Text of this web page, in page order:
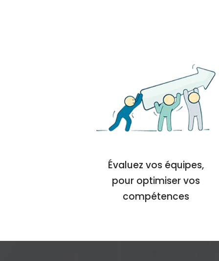
Évaluez vos équipes,
pour optimiser vos
compétences